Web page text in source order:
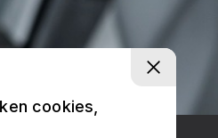
cookies,